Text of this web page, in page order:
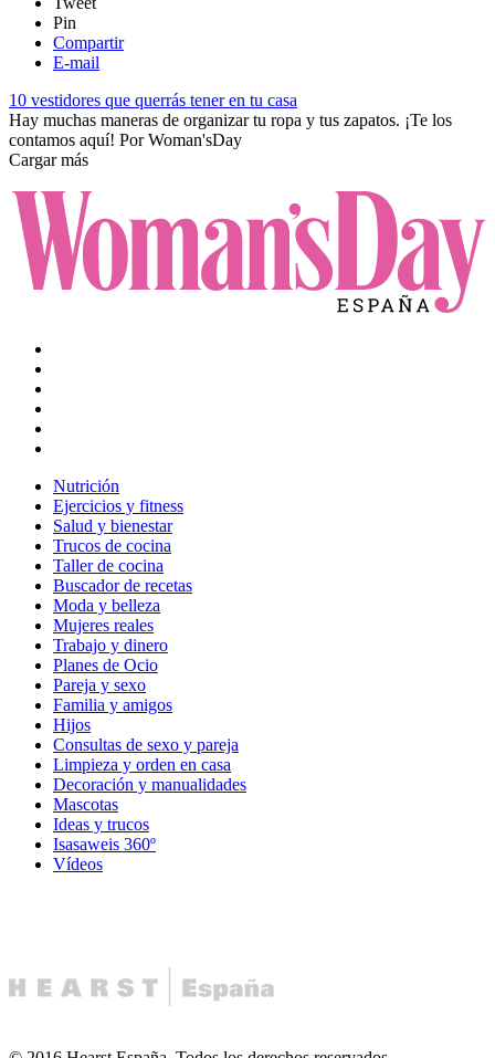
Pin
Compartir
E-mail
10 vestidores que querrás tener en tu casa
Hay muchas maneras de organizar tu ropa y tus zapatos. ¡Te los
contamos aquí! PorWoman'sDay
Cargar más
Nutrición
Ejercicios y fitness
Salud y bienestar
Trucos de cocina
Taller de cocina
Buscador de recetas
Moda y belleza
Mujeres reales
Trabajo y dinero
Planes de Ocio
Pareja y sexo
Familia y amigos
Hijos
Consultas de sexo y pareja
Limpieza y orden en casa
Decoración y manualidades
Mascotas
Ideas y trucos
Isasaweis 360º
Vídeos